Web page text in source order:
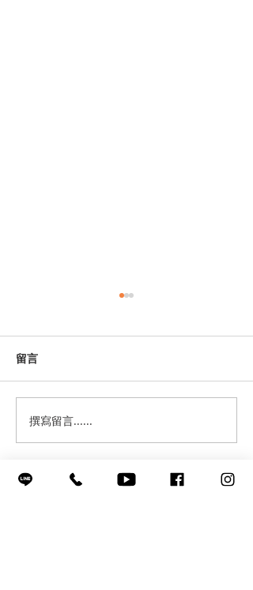
FUSO UNITED【共轉未
來】線上活動發表會
留言
撰寫留言......